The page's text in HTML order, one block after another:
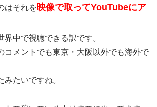
はそれを映像で取ってYouTubeにア
界中で視聴できる訳です。
コメントでも東京・大阪以外でも海外で
みたいですね。